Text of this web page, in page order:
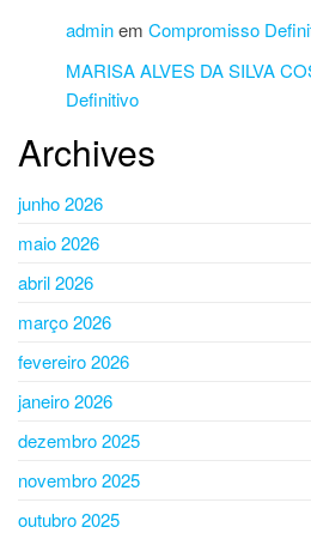
adminem Compromisso
MARISA ALVES DA SILVA
Definitivo
Archives
junho 2026
maio 2026
abril 2026
março 2026
fevereiro 2026
janeiro 2026
dezembro 2025
novembro 2025
outubro 2025